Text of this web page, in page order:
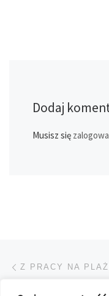
Dodaj
Musisz się
Z PRACY NA